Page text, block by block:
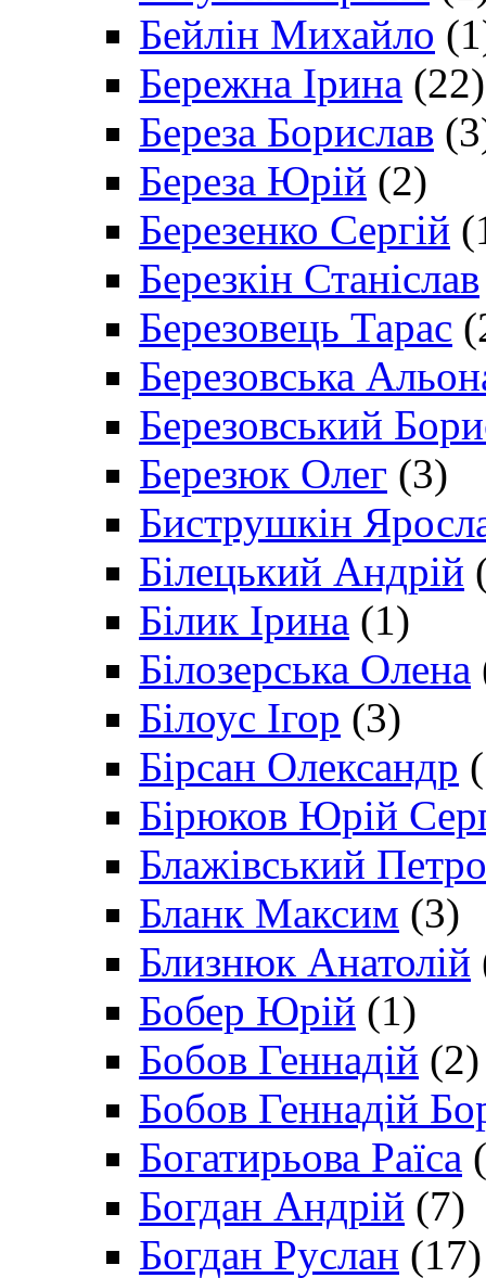
Бейлін Михайло
Бережна Ірина (22)
Береза Борислав
Береза Юрій (2)
Березенко Сергій
Березкін Станіслав
Березовець Тарас
Березовська
Березовський
Березюк Олег (3)
Биструшкін
Білецький Андрій
Білик Ірина (1)
Білозерська Олена
Білоус Ігор (3)
Бірсан Олександр
Бірюков Юрій
Блажівський Петро
Бланк Максим (3)
Близнюк Анатолій
Бобер Юрій (1)
Бобов Геннадій (2)
Бобов Геннадій
Богатирьова Раїса
Богдан Андрій (7)
Богдан Руслан (17)